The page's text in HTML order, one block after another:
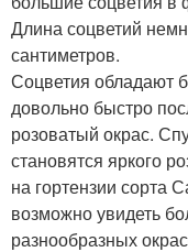
Длина соцветий
сантиметров.
Соцветия обладают
довольно быстро
розоватый окрас.
становятся яркого
на гортензии сорта
возможно увидеть
разнообразных